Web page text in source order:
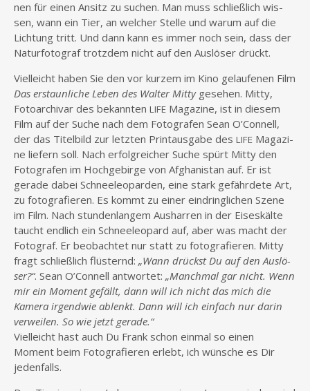
nen für einen Ansitz zu suchen. Man muss schließ­lich wis­
sen, wann ein Tier, an wel­cher Stel­le und war­um auf die
Lich­tung tritt. Und dann kann es immer noch sein, dass der
Natur­fo­to­graf trotz­dem nicht auf den Aus­lö­ser drückt.
Viel­leicht haben Sie den vor kur­zem im Kino gelau­fe­nen Film
Das erstaun­li­che Leben des Wal­ter Mit­tygese­hen. Mit­ty,
Foto­ar­chi­var des bekann­ten LIFE Maga­zi­ne, ist in die­sem
Film auf der Suche nach dem Foto­gra­fen Sean O’Connell,
der das Titel­bild zur letz­ten Print­aus­ga­be des LIFE Maga­zi­
ne lie­fern soll. Nach erfolg­rei­cher Suche spürt Mit­ty den
Foto­gra­fen im Hoch­ge­bir­ge von Afgha­ni­stan auf. Er ist
gera­de dabei Schnee­leo­par­den, eine stark gefähr­de­te Art,
zu foto­gra­fie­ren. Es kommt zu einer ein­dring­li­chen Sze­ne
im Film. Nach stun­den­lan­gem Aus­har­ren in der Eises­käl­te
taucht end­lich ein Schnee­leo­pard auf, aber was macht der
Foto­graf. Er beob­ach­tet nur statt zu foto­gra­fie­ren. Mit­ty
fragt schließ­lich flüs­ternd: „Wann drückst Du auf den Aus­lö­
ser?“. Sean O’Connell ant­wor­tet: „Manch­mal gar nicht. Wenn
mir ein Moment gefällt, dann will ich nicht das mich die
Kame­ra irgend­wie ablenkt. Dann will ich ein­fach nur dar­in
ver­wei­len. So wie jetzt gerade.“
Viel­leicht hast auch Du Frank schon ein­mal so einen
Moment beim Foto­gra­fie­ren erlebt, ich wün­sche es Dir
jedenfalls.